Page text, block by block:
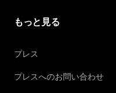
もっと見る
プレス
プレスへのお問い合わせ